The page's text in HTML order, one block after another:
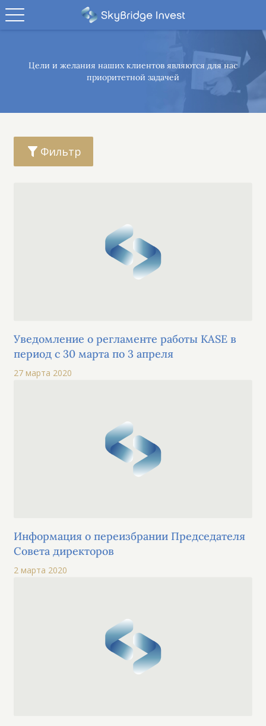
Цели и желания наших клиентов являются для нас
приоритетной задачей
Фильтр
Уведомление о регламенте работы KASE в
период с 30 марта по 3 апреля
27 марта 2020
Информация о переизбрании Председателя
Совета директоров
2 марта 2020